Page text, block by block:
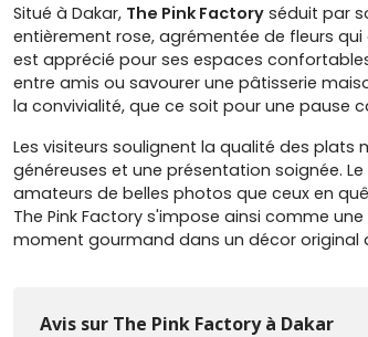
Situé à Dakar, The Pink Factory séduit par
entièrement rose, agrémentée de fleurs
est apprécié pour ses espaces
entre amis ou savourer une pâtisserie
la convivialité, que ce soit pour une pause
Les visiteurs soulignent la qualité des
généreuses et une présentation soignée.
amateurs de belles photos que ceux en
The Pink Factory s'impose ainsi comme
moment gourmand dans un décor original
Avis sur The Pink Factory à Dakar